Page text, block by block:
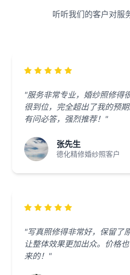
听听我们的客户对服
"服务非常专业，婚纱照修得
很到位，完全超出了我的预期
有问必答，强烈推荐！"
张先生
德化精修婚纱照客户
"写真照修得非常好，保留了
让整体效果更加出众。价格
来的！"